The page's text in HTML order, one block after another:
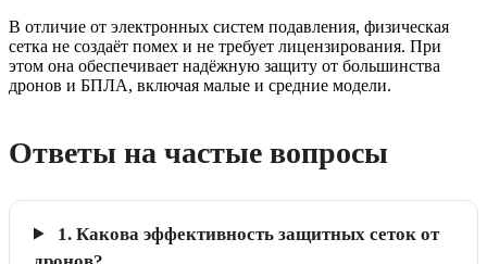
В отличие от электронных систем подавления, физическая
сетка не создаёт помех и не требует лицензирования. При
этом она обеспечивает надёжную защиту от большинства
дронов и БПЛА, включая малые и средние модели.
Ответы на частые вопросы
1. Какова эффективность защитных сеток от